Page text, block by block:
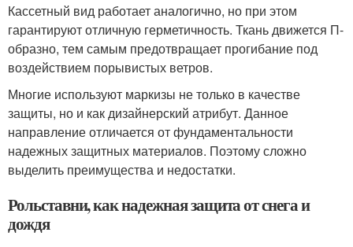
Кассетный вид работает аналогично, но при этом
гарантируют отличную герметичность. Ткань движется П-
образно, тем самым предотвращает прогибание под
воздействием порывистых ветров.
Многие используют маркизы не только в качестве
защиты, но и как дизайнерский атрибут. Данное
направление отличается от фундаментальности
надежных защитных материалов. Поэтому сложно
выделить преимущества и недостатки.
Рольставни, как надежная защита от снега и
дождя